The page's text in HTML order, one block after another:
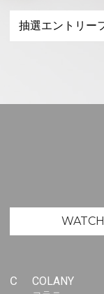
抽選エントリー
WATCH
C COLANY